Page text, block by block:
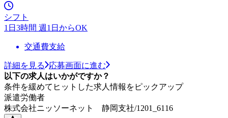
シフト
1日3時間 週1日からOK
交通費支給
詳細を見る
応募画面に進む
以下の求人はいかがですか？
条件を緩めてヒットした求人情報をピックアップ
派遣労働者
株式会社ニッソーネット 静岡支社/1201_6116